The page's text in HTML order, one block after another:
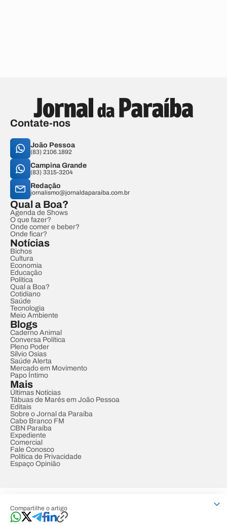
Compartilhe o artigo
Contate-nos
João Pessoa
(83) 2106.1892
Campina Grande
(83) 3315-3204
Redação
jornalismo@jornaldaparaiba.com.br
Qual a Boa?
Agenda de Shows
O que fazer?
Onde comer e beber?
Onde ficar?
Notícias
Bichos
Cultura
Economia
Educação
Política
Qual a Boa?
Cotidiano
Saúde
Tecnologia
Meio Ambiente
Blogs
Caderno Animal
Conversa Política
Pleno Poder
Sílvio Osias
Saúde Alerta
Mercado em Movimento
Papo Íntimo
Mais
Últimas Notícias
Tábuas de Marés em João Pessoa
Editais
Sobre o Jornal da Paraíba
Cabo Branco FM
CBN Paraíba
Expediente
Comercial
Fale Conosco
Política de Privacidade
Espaço Opinião
Developed by Designed by